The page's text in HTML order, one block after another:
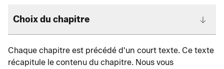
Choix du chapitre
Chaque chapitre est précédé d'un court texte. Ce texte
récapitule le contenu du chapitre. Nous vous